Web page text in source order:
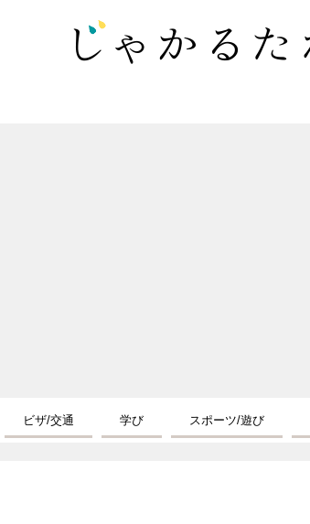
ビザ/交通 学び スポーツ/遊び